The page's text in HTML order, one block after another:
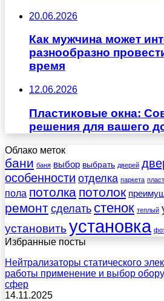
20.06.2026
Как мужчина может
разнообразно
время
12.06.2026
Пластиковые окна:
решения для вашего
Облако меток
бани баня выбор выбрать дверей
особенности отделка паркета
пола потолка потолок
ремонт сделать стенок теплый
установить установка
Избранные посты
Нейтрализаторы статического
работы применение и выбор
сфер
14.11.2025